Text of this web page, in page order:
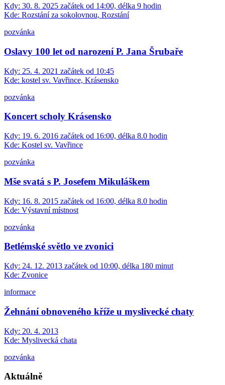
Kdy: 30. 8. 2025 začátek od 14:00, délka 9 hodin
Kde: Rozstání za sokolovnou, Rozstání
pozvánka
Oslavy 100 let od narození P. Jana Šrubaře
Kdy: 25. 4. 2021 začátek od 10:45
Kde: kostel sv. Vavřince, Krásensko
pozvánka
Koncert scholy Krásensko
Kdy: 19. 6. 2016 začátek od 16:00, délka 8.0 hodin
Kde: Kostel sv. Vavřince
pozvánka
Mše svatá s P. Josefem Mikuláškem
Kdy: 16. 8. 2015 začátek od 16:00, délka 8.0 hodin
Kde: Výstavní místnost
pozvánka
Betlémské světlo ve zvonici
Kdy: 24. 12. 2013 začátek od 10:00, délka 180 minut
Kde: Zvonice
informace
Žehnání obnoveného kříže u myslivecké chaty
Kdy: 20. 4. 2013
Kde: Myslivecká chata
pozvánka
Aktuálně